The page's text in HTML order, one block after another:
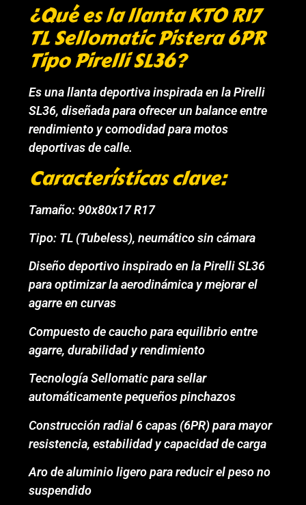
¿Qué es la llanta KTO R17
TL Sellomatic Pistera 6PR
Tipo Pirelli SL36?
Es una llanta deportiva inspirada en la Pirelli
SL36, diseñada para ofrecer un balance entre
rendimiento y comodidad para motos
deportivas de calle.
Características clave:
Tamaño: 90x80x17 R17
Tipo: TL (Tubeless), neumático sin cámara
Diseño deportivo inspirado en la Pirelli SL36
para optimizar la aerodinámica y mejorar el
agarre en curvas
Compuesto de caucho para equilibrio entre
agarre, durabilidad y rendimiento
Tecnología Sellomatic para sellar
automáticamente pequeños pinchazos
Construcción radial 6 capas (6PR) para mayor
resistencia, estabilidad y capacidad de carga
Aro de aluminio ligero para reducir el peso no
suspendido